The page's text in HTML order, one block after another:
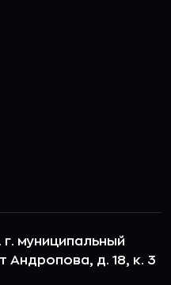
г. муниципальный
Андропова, д. 18, к. 3